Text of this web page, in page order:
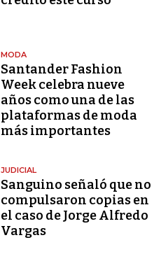
MODA
Santander Fashion
Week celebra nueve
años como una de las
plataformas de moda
más importantes
JUDICIAL
Sanguino señaló que no
compulsaron copias en
el caso de Jorge Alfredo
Vargas